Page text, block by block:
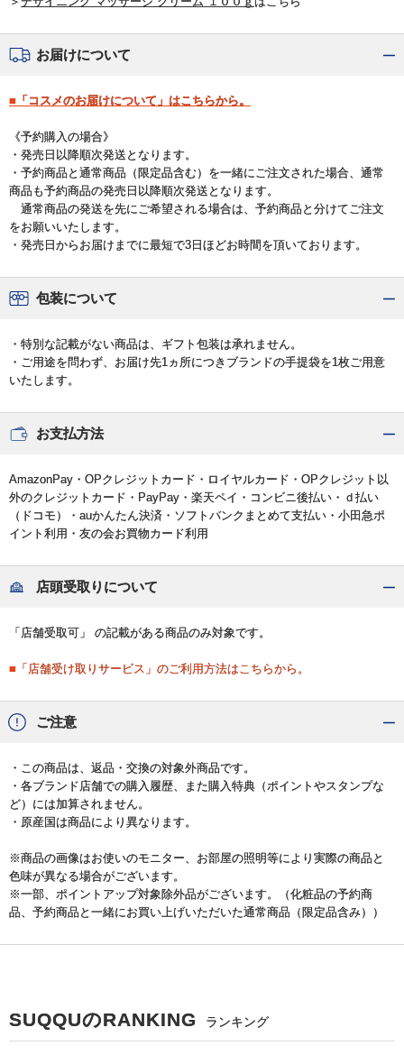
お届けについて
■「コスメのお届けについて」はこちらから。
《予約購入の場合》
・発売日以降順次発送となります。
・予約商品と通常商品（限定品含む）を一緒にご注文された場合、通常
商品も予約商品の発売日以降順次発送となります。
通常商品の発送を先にご希望される場合は、予約商品と分けてご注文
をお願いいたします。
・発売日からお届けまでに最短で3日ほどお時間を頂いております。
包装について
・特別な記載がない商品は、ギフト包装は承れません。
・ご用途を問わず、お届け先1ヵ所につきブランドの手提袋を1枚ご用意
いたします。
お支払方法
AmazonPay・OPクレジットカード・ロイヤルカード・OPクレジット以
外のクレジットカード・PayPay・楽天ペイ・コンビニ後払い・ｄ払い
（ドコモ）・auかんたん決済・ソフトバンクまとめて支払い・小田急ポ
イント利用・友の会お買物カード利用
店頭受取りについて
「店舗受取可」 の記載がある商品のみ対象です。
■「店舗受け取りサービス」のご利用方法はこちらから。
ご注意
・この商品は、返品・交換の対象外商品です。
・各ブランド店舗での購入履歴、また購入特典（ポイントやスタンプな
ど）には加算されません。
・原産国は商品により異なります。
※商品の画像はお使いのモニター、お部屋の照明等により実際の商品と
色味が異なる場合がございます。
※一部、ポイントアップ対象除外品がございます。（化粧品の予約商
品、予約商品と一緒にお買い上げいただいた通常商品（限定品含み））
SUQQUのRANKING ランキング